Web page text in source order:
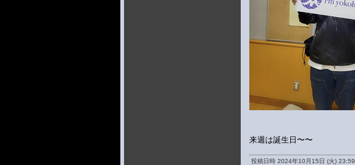
来週は誕生日〜〜
投稿日時 2024年10月15日 (火) 23:59